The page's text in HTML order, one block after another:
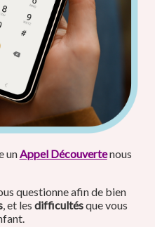
unAppel Découvertenous
questionne afin de bien
, et les difficultésque vous